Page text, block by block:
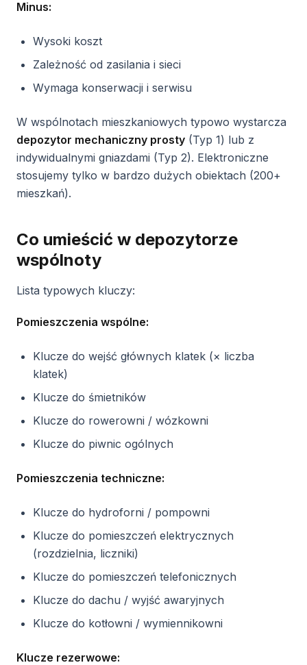
Minus:
Wysoki koszt
Zależność od zasilania i sieci
Wymaga konserwacji i serwisu
W wspólnotach mieszkaniowych typowo wystarcza
depozytor mechaniczny prosty (Typ 1) lub z
indywidualnymi gniazdami (Typ 2). Elektroniczne
stosujemy tylko w bardzo dużych obiektach (200+
mieszkań).
Co umieścić w depozytorze
wspólnoty
Lista typowych kluczy:
Pomieszczenia wspólne:
Klucze do wejść głównych klatek (× liczba
klatek)
Klucze do śmietników
Klucze do rowerowni / wózkowni
Klucze do piwnic ogólnych
Pomieszczenia techniczne:
Klucze do hydroforni / pompowni
Klucze do pomieszczeń elektrycznych
(rozdzielnia, liczniki)
Klucze do pomieszczeń telefonicznych
Klucze do dachu / wyjść awaryjnych
Klucze do kotłowni / wymiennikowni
Klucze rezerwowe: